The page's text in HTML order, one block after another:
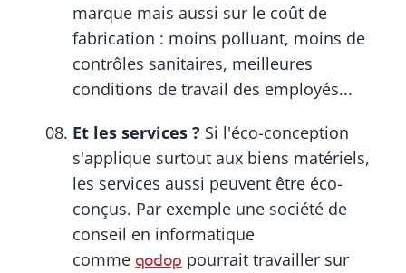
marque mais aussi sur le coût de
fabrication : moins polluant, moins de
contrôles sanitaires, meilleures
conditions de travail des employés...
Et les services ? Si l'éco-conception
s'applique surtout aux biens matériels,
les services aussi peuvent être éco-
conçus. Par exemple une société de
conseil en informatique
comme qodop pourrait travailler sur